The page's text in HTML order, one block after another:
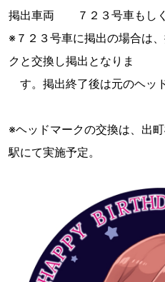
掲出車両 ７２３号車もしく
※７２３号車に掲出の場合は
クと交換し掲出となりま
す。掲出終了後は元のヘッ
※ヘッドマークの交換は、出
駅にて実施予定。